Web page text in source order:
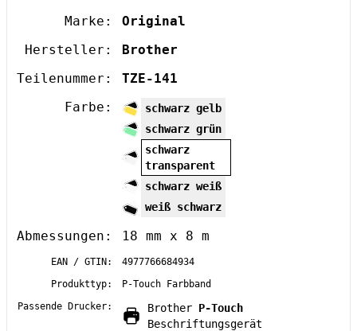
Marke:
Original
Hersteller:
Brother
Teilenummer:
TZE-141
Farbe:
schwarz gelb
schwarz grün
schwarz
transparent
schwarz weiß
weiß schwarz
Abmessungen: 18 mm x 8 m
EAN / GTIN:
4977766684934
Produkttyp:
P-Touch Farbband
Passende Drucker:
Brother P-Touch
Beschriftungsgerät